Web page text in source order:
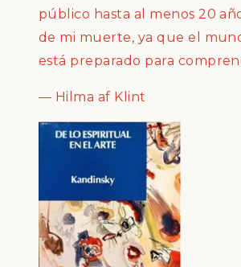
público hasta al menos 20
de mi muerte, ya que el
está preparado para
— Hilma af Klint